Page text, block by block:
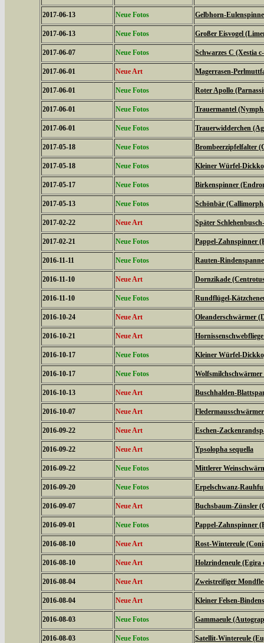
2017-06-13 Neue Fotos Gelbhorn-
2017-06-13 Neue Fotos Großer Eisvogel
2017-06-07 Neue Fotos Schwarzes C (Xestia
2017-06-01 Neue Art Magerrasen-
2017-06-01 Neue Fotos Roter Apollo
2017-06-01 Neue Fotos Trauermantel
2017-06-01 Neue Fotos Trauerwidderchen
2017-05-18 Neue Fotos Brombeerzipfelfalter
2017-05-18 Neue Fotos Kleiner Würfel-
2017-05-17 Neue Fotos Birkenspinner
2017-05-13 Neue Fotos Schönbär
2017-02-22 Neue Art Später
2017-02-21 Neue Fotos Pappel-Zahnspinner
2016-11-11 Neue Fotos Rauten-
2016-11-10 Neue Art Dornzikade
2016-11-10 Neue Fotos Rundflügel-
2016-10-24 Neue Art Oleanderschwärmer
2016-10-21 Neue Art
2016-10-17 Neue Fotos Kleiner Würfel-
2016-10-17 Neue Fotos
2016-10-13 Neue Art Buschhalden-
2016-10-07 Neue Art
2016-09-22 Neue Art Eschen-
2016-09-22 Neue Art Ypsolopha sequella
2016-09-22 Neue Fotos Mittlerer
2016-09-20 Neue Fotos Erpelschwanz-
2016-09-07 Neue Art Buchsbaum-Zünsler
2016-09-01 Neue Fotos Pappel-Zahnspinner
2016-08-10 Neue Art Rost-Wintereule
2016-08-10 Neue Art Holzrindeneule (Egira
2016-08-04 Neue Art Zweistreifiger
2016-08-04 Neue Art Kleiner Felsen-
2016-08-03 Neue Fotos Gammaeule
2016-08-03 Neue Fotos Satellit-Wintereule